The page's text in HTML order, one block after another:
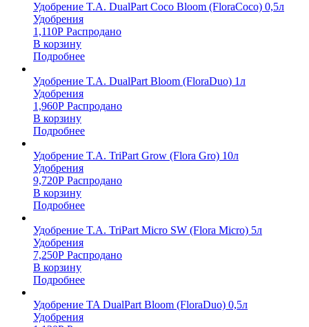
Удобрение T.A. DualPart Coco Bloom (FloraCoco) 0,5л
Удобрения
1,110Р Распродано
В корзину
Подробнее
Удобрение T.A. DualPart Bloom (FloraDuo) 1л
Удобрения
1,960Р Распродано
В корзину
Подробнее
Удобрение T.A. TriPart Grow (Flora Gro) 10л
Удобрения
9,720Р Распродано
В корзину
Подробнее
Удобрение T.A. TriPart Micro SW (Flora Micro) 5л
Удобрения
7,250Р Распродано
В корзину
Подробнее
Удобрение TA DualPart Bloom (FloraDuo) 0,5л
Удобрения